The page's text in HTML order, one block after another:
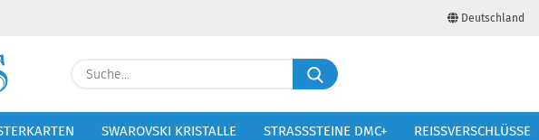
Deutschland
Lieferland Suche...
SWAROVSKI KRISTALLE STRASSSTEINE DMC+ REISSVERSCHLÜSSE